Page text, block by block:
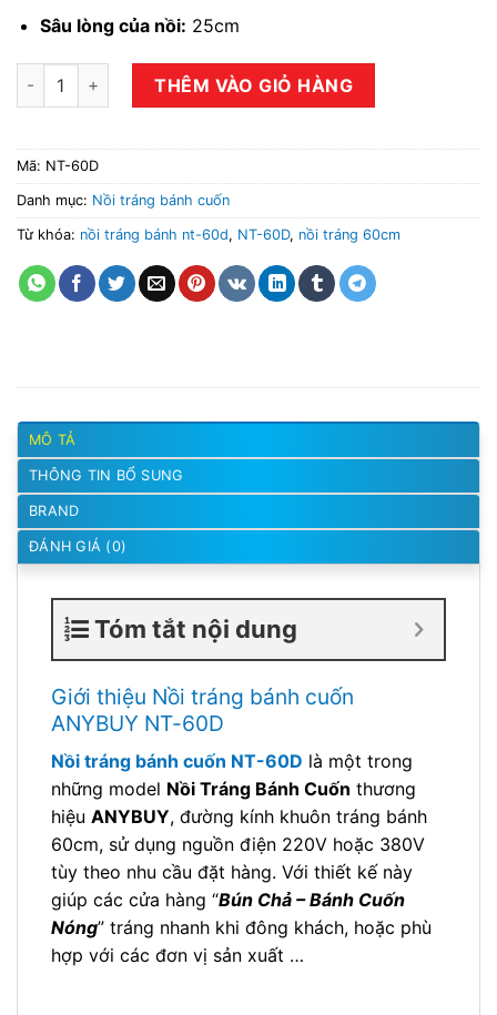
Sâu lòng của nồi: 25cm
Nồi tráng bánh cuốn NT-60D số lượng
THÊM VÀO GIỎ HÀNG
Mã: NT-60D
Danh mục: Nồi tráng bánh cuốn
Từ khóa: nồi tráng bánh nt-60d, NT-60D, nồi tráng 60cm
MÔ TẢ
THÔNG TIN BỔ SUNG
BRAND
ĐÁNH GIÁ (0)
Tóm tắt nội dung
Giới thiệu Nồi tráng bánh cuốn
ANYBUY NT-60D
Nồi tráng bánh cuốn NT-60D là một trong
những model Nồi Tráng Bánh Cuốn thương
hiệu ANYBUY, đường kính khuôn tráng bánh
60cm, sử dụng nguồn điện 220V hoặc 380V
tùy theo nhu cầu đặt hàng. Với thiết kế này
giúp các cửa hàng “Bún Chả – Bánh Cuốn
Nóng” tráng nhanh khi đông khách, hoặc phù
hợp với các đơn vị sản xuất …